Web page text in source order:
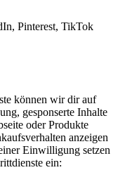
Pinterest, TikTok
können wir dir auf
gesponserte Inhalte
oder Produkte
anzeigen
Einwilligung setzen
ein: